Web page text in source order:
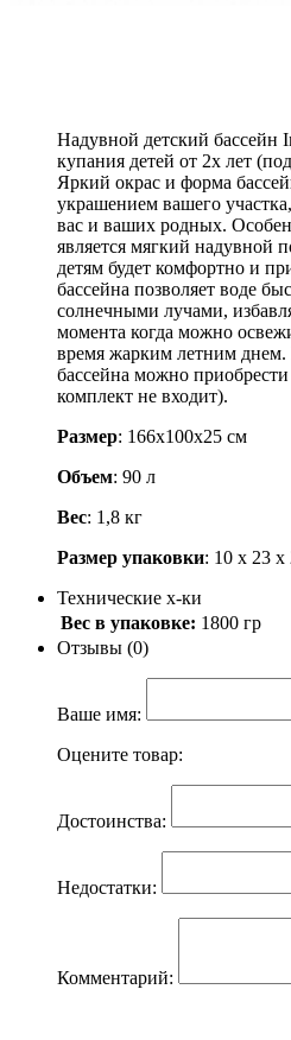
Надувной детский бассейн
купания детей от 2х лет
Яркий окрас и форма
украшением вашего
вас и ваших родных.
является мягкий надувной
детям будет комфортно и
бассейна позволяет воде
солнечными лучами,
момента когда можно
время жарким летним днем.
бассейна можно приобрести
комплект не входит).
Размер: 166х100х25 см
Объем: 90 л
Вес: 1,8 кг
Размер упаковки: 10 х 23 х
Технические х-ки
Вес в упаковке: 1800 гр
Отзывы (0)
Ваше имя:
Оцените товар:
Достоинства:
Недостатки:
Комментарий: